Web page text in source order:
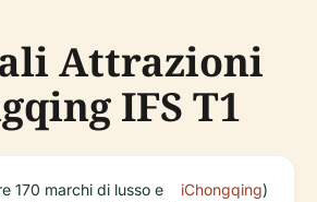
Attrazioni
IFS T1
170 marchi di lusso e
iChongqing)